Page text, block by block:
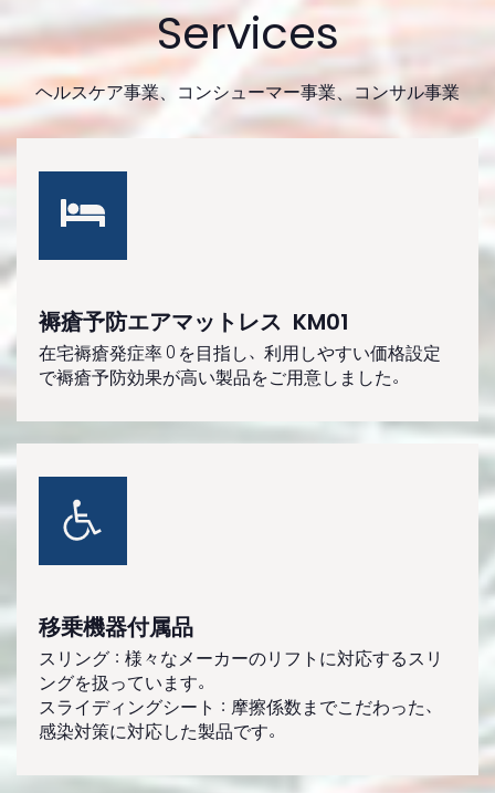
Services
ヘルスケア事業、コンシューマー事業、コンサル事業
褥瘡予防エアマットレス KM01
在宅褥瘡発症率０を目指し、利用しやすい価格設定
で褥瘡予防効果が高い製品をご用意しました。
移乗機器付属品
スリング：様々なメーカーのリフトに対応するスリ
ングを扱っています。
スライディングシート：摩擦係数までこだわった、
感染対策に対応した製品です。